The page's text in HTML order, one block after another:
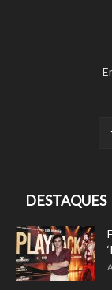
DESTAQUES